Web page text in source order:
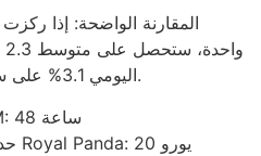
اليومي 3.1% على سلوتات أونلاين ذات تقلب عالي.
معدل السحب في MGM: 48 ساعة
حد الحد الأدنى للسحب في Royal Panda: 20 يورو